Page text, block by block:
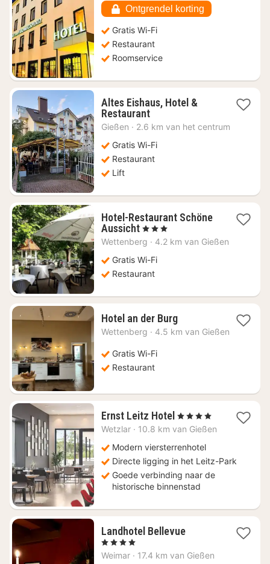
€
83,27
Ontgrendel korting
Gratis Wi-Fi
Restaurant
Roomservice
Altes Eishaus, Hotel &
Restaurant1
nacht
€
97,82
Gießen · 2.6 km van het centrum
Gratis Wi-Fi
Restaurant
Lift
Hotel-Restaurant Schöne
Aussicht1
nacht
vanaf
€
102,62
, 3 Sterren
Wettenberg · 4.2 km van Gießen
Gratis Wi-Fi
Restaurant
Hotel an der Burg1
nacht
Wettenberg · 4.5 km van Gießen
Gratis Wi-Fi
Restaurant
Ernst Leitz Hotel 1
nacht
€
124,10
, 4 Sterren
Wetzlar · 10.8 km van Gießen
Modern viersterrenhotel
Directe ligging in het Leitz-Park
Goede verbinding naar de
historische binnenstad
Landhotel Bellevue1
vanaf
, 4 Sterren
Weimar · 17.4 km van Gießen